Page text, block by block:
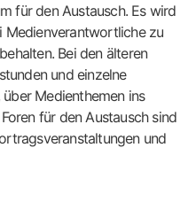
für den Austausch. Es wird
Medienverantwortliche zu
Bei den älteren
und einzelne
Medienthemen ins
für den Austausch sind
und